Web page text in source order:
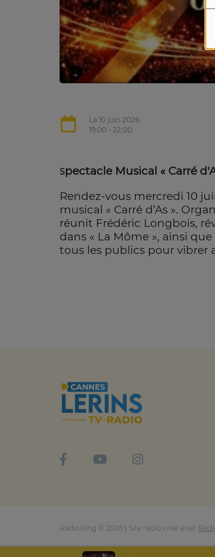
Le 10 juin 2026
19:00 - 22:00
Spectacle Musical « Carré
Rendez-vous mercredi 10
musical « Carré d’As ».
réunit Frédéric Longbois,
dans « La Môme », ainsi
tous les publics pour vibrer
RadioKing © 2026 | Site radio créé avec